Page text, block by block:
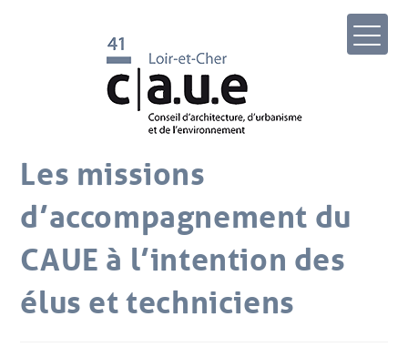
Les missions
d’accompagnement du
CAUE à l’intention des
élus et techniciens